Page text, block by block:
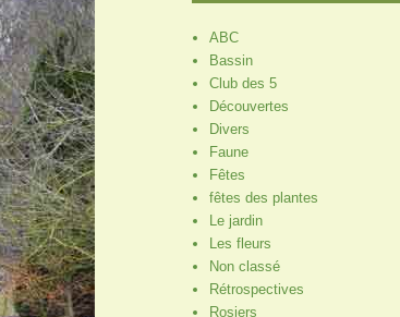
ABC
Bassin
Club des 5
Découvertes
Divers
Faune
Fêtes
fêtes des plantes
Le jardin
Les fleurs
Non classé
Rétrospectives
Rosiers